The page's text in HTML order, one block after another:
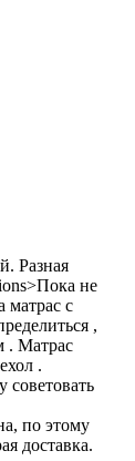
Разная
не
матрас с
,
. Матрас
.
советовать
по этому
доставка.